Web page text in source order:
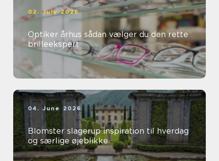
02. July 2026
Optiker århus sådan vælger du den rette
brilleekspert
04. June 2026
Blomster slagerup inspiration til hverdag
og særlige øjeblikke